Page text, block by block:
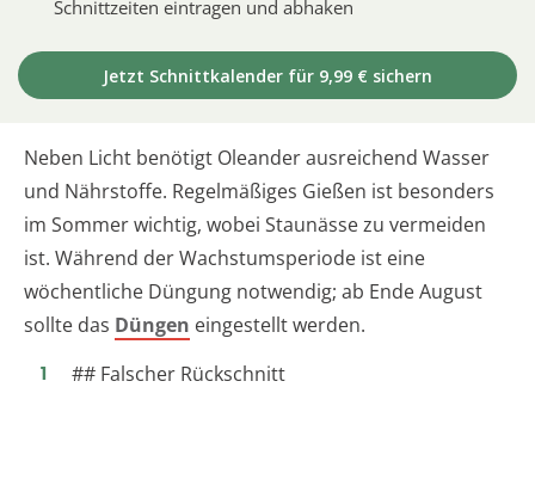
Schnittzeiten eintragen und abhaken
Jetzt Schnittkalender für 9,99 € sichern
Neben Licht benötigt Oleander ausreichend Wasser
und Nährstoffe. Regelmäßiges Gießen ist besonders
im Sommer wichtig, wobei Staunässe zu vermeiden
ist. Während der Wachstumsperiode ist eine
wöchentliche Düngung notwendig; ab Ende August
sollte das Düngen eingestellt werden.
## Falscher Rückschnitt